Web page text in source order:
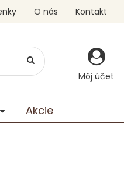
Môj účet
O nás Kontakt
Akcie